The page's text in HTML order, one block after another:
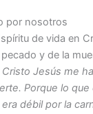
por nosotros
de vida en
y de la
Jesús me
Porque lo que
débil por la